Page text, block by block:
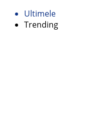
Ultimele
Trending